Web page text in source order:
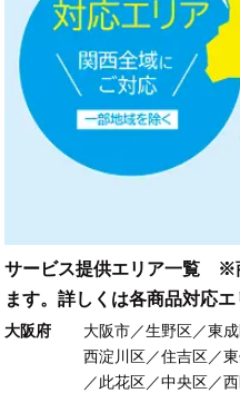
サービス提供エリア一覧 ※
ます。詳しくは各商品対応エ
大阪府
大阪市／生野区／東
西淀川区／住吉区／
／此花区／中央区／